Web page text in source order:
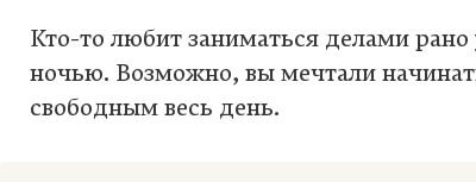
Кто-то любит заниматься делами
ночью. Возможно, вы мечтали
свободным весь день.